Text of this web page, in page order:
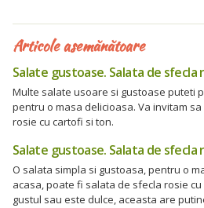
Articole asemănătoare
Salate gustoase. Salata de
Multe salate usoare si gustoase puteti
pentru o masa delicioasa. Va invitam
rosie cu cartofi si ton.
Salate gustoase. Salata de sfecla
O salata simpla si gustoasa, pentru o
acasa, poate fi salata de sfecla rosie
gustul sau este dulce, aceasta are